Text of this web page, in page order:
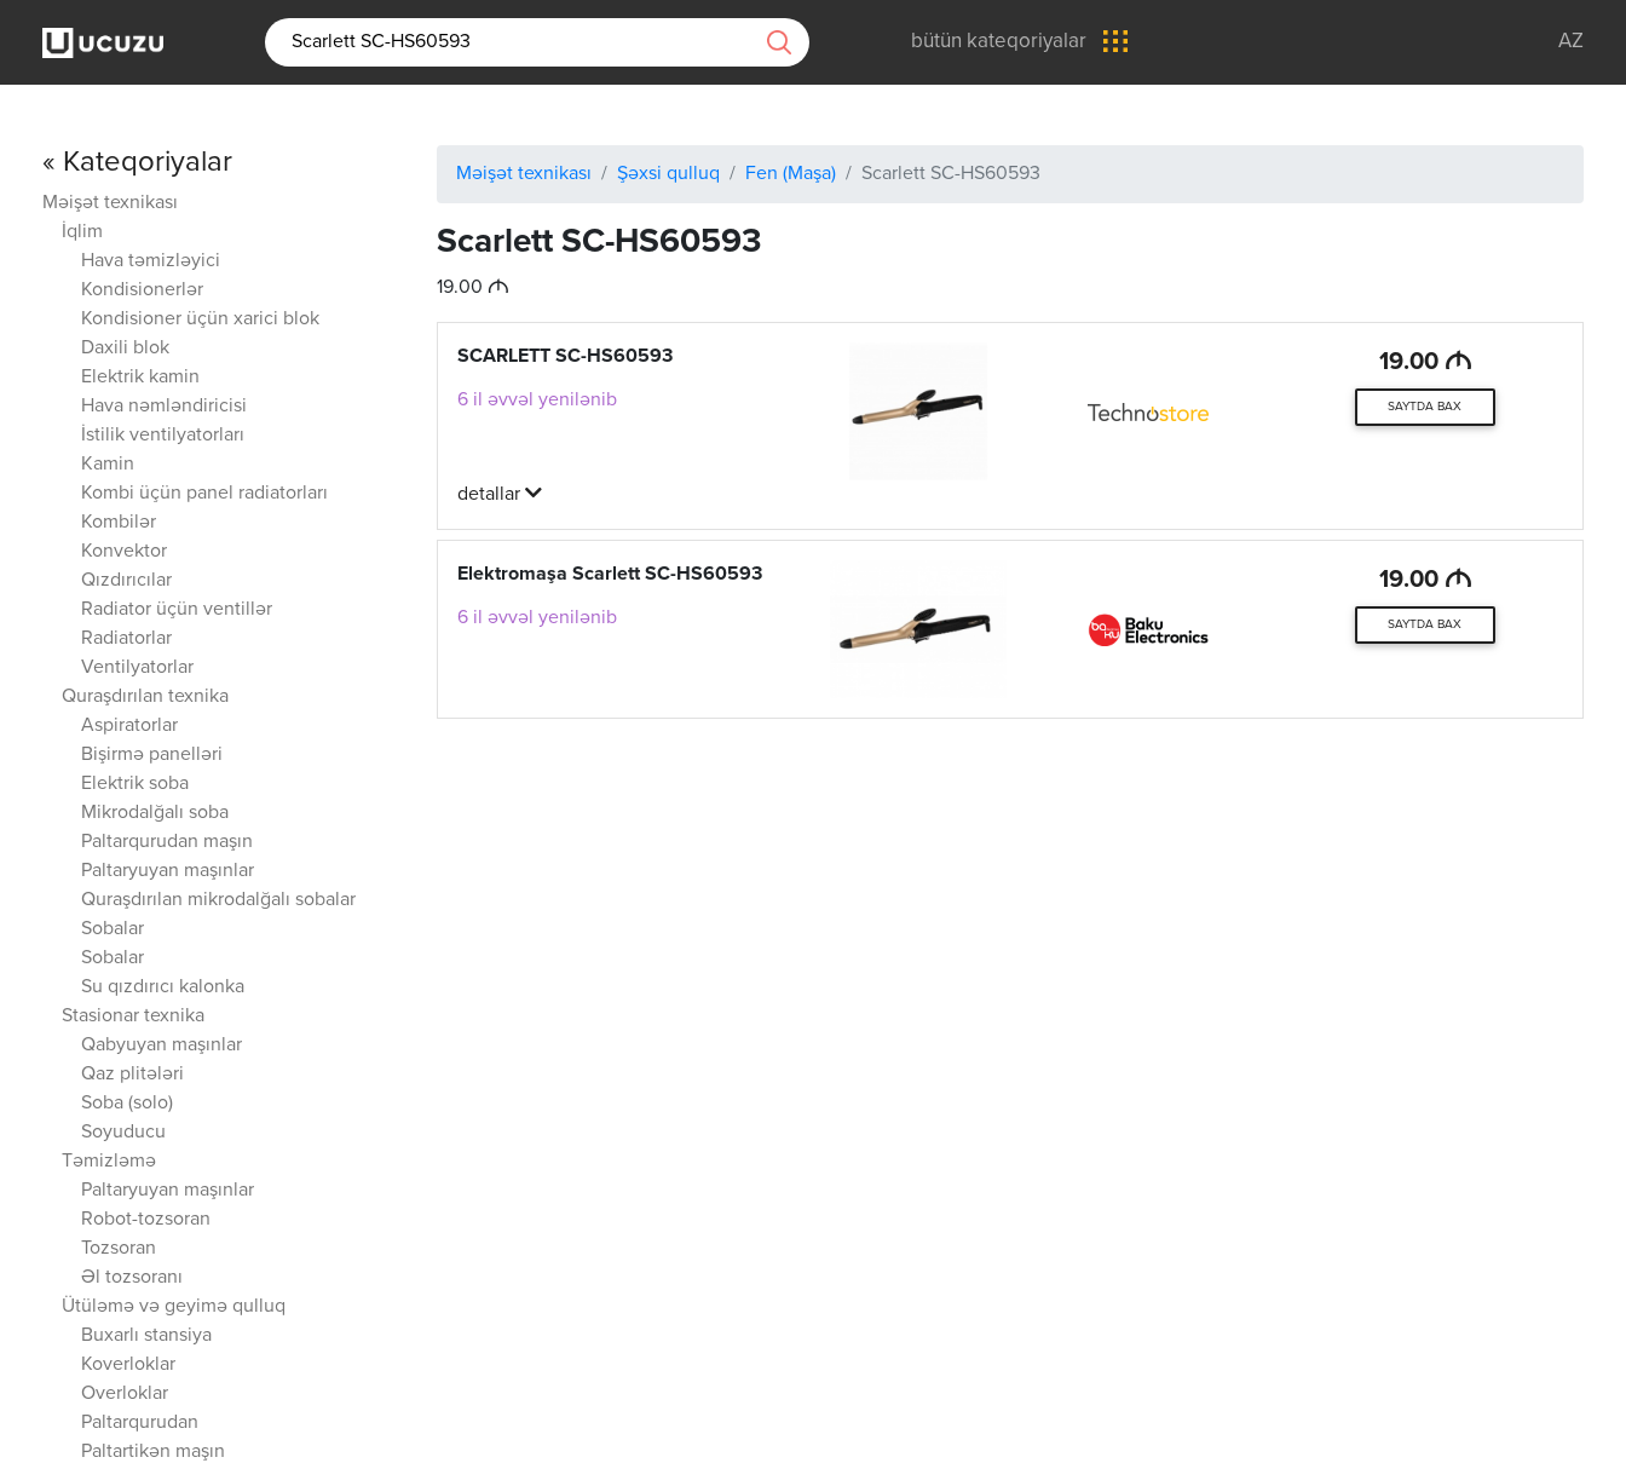
bütün kateqoriyalar AZ
« Kateqoriyalar
Məişət texnikası
İqlim
Hava təmizləyici
Kondisionerlər
Kondisioner üçün xarici blok
Daxili blok
Elektrik kamin
Hava nəmləndiricisi
İstilik ventilyatorları
Kamin
Kombi üçün panel radiatorları
Kombilər
Konvektor
Qızdırıcılar
Radiator üçün ventillər
Radiatorlar
Ventilyatorlar
Quraşdırılan texnika
Aspiratorlar
Bişirmə panelləri
Elektrik soba
Mikrodalğalı soba
Paltarqurudan maşın
Paltaryuyan maşınlar
Quraşdırılan mikrodalğalı sobalar
Sobalar
Sobalar
Su qızdırıcı kalonka
Stasionar texnika
Qabyuyan maşınlar
Qaz plitələri
Soba (solo)
Soyuducu
Təmizləmə
Paltaryuyan maşınlar
Robot-tozsoran
Tozsoran
Əl tozsoranı
Ütüləmə və geyimə qulluq
Buxarlı stansiya
Koverloklar
Overloklar
Paltarqurudan
Paltartikən maşın
Məişət texnikası Şəxsi qulluq Fen (Maşa) Scarlett SC-HS60593
Scarlett SC-HS60593
19.00 M
SCARLETT SC-HS60593
6 il əvvəl yenilənib
19.00 M
SAYTDA BAX
detallar
Elektromaşa Scarlett SC-HS60593
6 il əvvəl yenilənib
19.00 M
SAYTDA BAX